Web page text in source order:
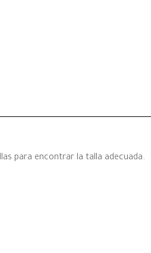
para encontrar la talla adecuada.